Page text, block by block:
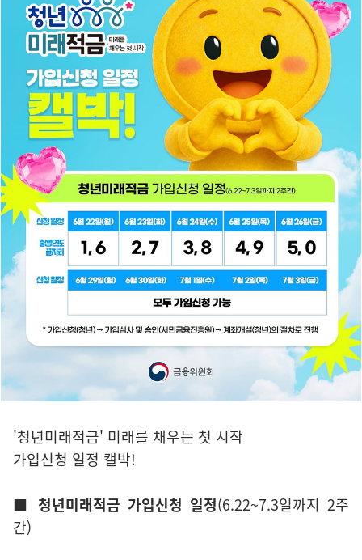
'청년미래적금' 미래를 채우는 첫 시작
가입신청 일정 캘박!
■ 청년미래적금 가입신청 일정(6.22~7.3일까지 2주
간)